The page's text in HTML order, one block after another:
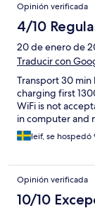
Opinión verificada
4/10
20 de enero de
Traducir con
Transport 30 min
charging first
WiFi is not
in computer and
leif, se hospedó
Opinión verificada
10/10